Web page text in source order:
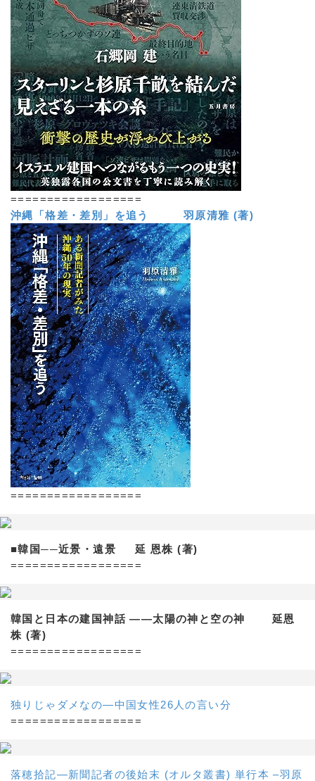
==================
沖縄「格差・差別」を追う 羽原清雅 (著)
==================
■韓国──近景・遠景 延 恩株 (著)
==================
韓国と日本の建国神話 ——太陽の神と空の神 延恩
株 (著)
==================
独りじゃダメなの―中国女性26人の言い分
==================
落穂拾記―新聞記者の後始末 (オルタ叢書) 単行本 –羽原